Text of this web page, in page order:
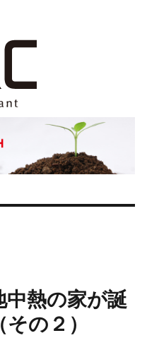
熱の家が誕
の２）